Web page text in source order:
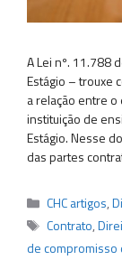
A Lei nº. 11.788
Estágio – trouxe
a relação entre
instituição de
Estágio. Nesse
das partes
Categorias
CHC artigos,
Tags
Contrato,
de compromisso